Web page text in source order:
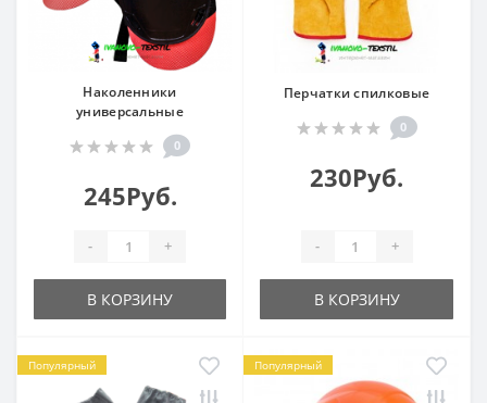
Наколенники
универсальные
0
245Руб.
- +
В КОРЗИНУ
Перчатки спилковые
0
230Руб.
- +
В КОРЗИНУ
Популярный Популярный